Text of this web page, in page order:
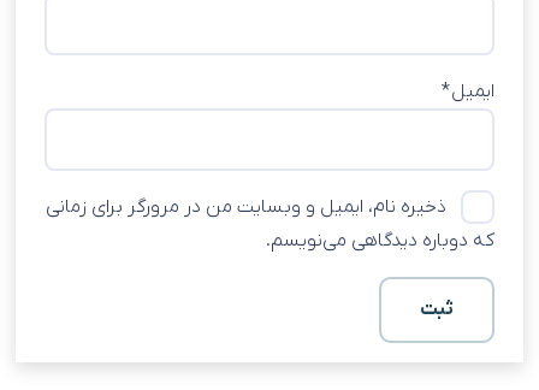
ایمیل*
ذخیره نام، ایمیل و وبسایت من در مرورگر برای زمانی
که دوباره دیدگاهی می‌نویسم.